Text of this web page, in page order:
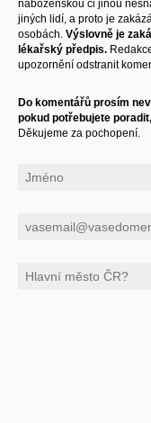
náboženskou či jinou
jiných lidí, a proto je
osobách. Výslovně je
lékařský předpis.
upozornění odstranit
Do komentářů prosím
pokud potřebujete
Děkujeme za pochopení.